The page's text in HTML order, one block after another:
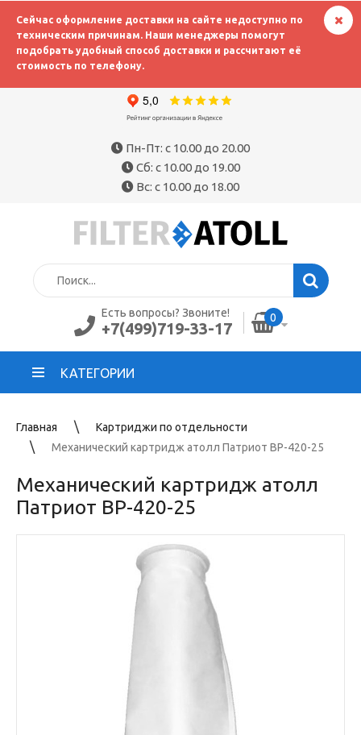
Сейчас оформление доставки на сайте недоступно по
техническим причинам. Наши менеджеры помогут
подобрать удобный способ доставки и рассчитают её
стоимость по телефону.
Пн-Пт: с 10.00 до 20.00
Сб: с 10.00 до 19.00
Вс: с 10.00 до 18.00
Есть вопросы? Звоните!
+7(499)719-33-17
0
КАТЕГОРИИ
Главная
Картриджи по отдельности
Механический картридж атолл Патриот BP-420-25
Механический картридж атолл
Патриот BP-420-25